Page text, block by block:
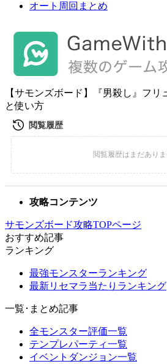
オート周回まとめ
【サモンズボード】『男殺し』フリ
と使い方
攻略コンテンツ
サモンズボード攻略TOPページ
おすすめ記事
ランキング
最強モンスターランキング
最新リセマラ当たりランキング
一覧･まとめ記事
全モンスター評価一覧
テンプレパーティ一覧
イベントダンジョン一覧